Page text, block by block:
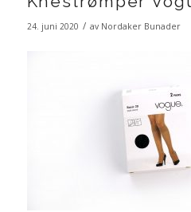
24. juni 2020 / av Nordaker Bunader